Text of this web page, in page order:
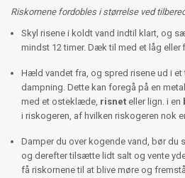
Riskornene fordobles i størrelse ved
Skyl risene i koldt vand indtil klart, og
mindst 12 timer. Dæk til med et låg eller
Hæld vandet fra, og spred risene ud i et
dampning. Dette kan foregå på en
med et osteklæde, risnet eller lign. i en
i riskogeren, af hvilken riskogeren nok
Damper du over kogende vand, bør du
og derefter tilsætte lidt salt og vente
få riskornene til at blive møre og